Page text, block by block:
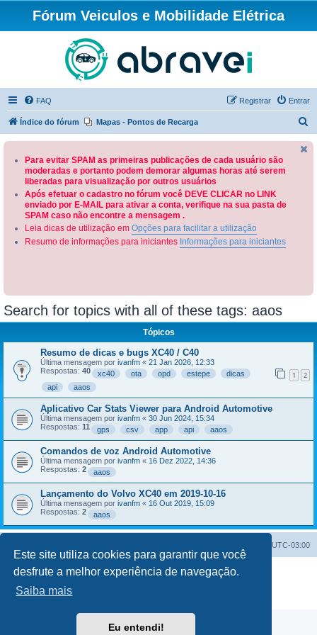
Este site utiliza cookies para garantir que você
desfrute a melhor experiência de navegação.
Saiba mais
Eu entendi!
Fórum Veiculos e Mobilidade Elétrica
FAQ Entrar
Registrar
Índice do fórum Mapas - Pontos de Recarga
Para evitar SPAM as primeiras publicações de cada usuário são
moderadas e portanto podem demorar algumas horas até serem
liberadas para visualização por outros usuários
Após efetuar o cadastro no fórum você DEVE CLICAR no LINK
enviado por E-MAIL para ativar a conta, verifique na sua pasta de
SPAM caso não encontre a mensagem .
Leia dicas de utilização em Opções para facilitar a utilização
Resumo de informações para iniciantes Informações para iniciantes
Search for topics with all of these tags: aaos
Tópicos
Resumo de dicas e bugs XC40 / C40
Última mensagem por ivanfm « 21 Jan 2026, 12:33
Respostas: 40 1 2
xc40 ota opd estepe
dicas
api
aaos
Aplicativo Car Stats Viewer para Android Automotive
Última mensagem por ivanfm « 30 Jun 2024, 15:34
Respostas: 11 gps csv app api aaos
Comandos de voz Android Automotive
Última mensagem por ivanfm « 16 Dez 2022, 14:36
Respostas: 2 aaos
Lançamento do Volvo XC40 em 2019-10-16
Última mensagem por ivanfm « 16 Out 2019, 15:09
Respostas: 2 aaos
UTC-03:00
Powered byphpBB® Forum Software © phpBB Limited